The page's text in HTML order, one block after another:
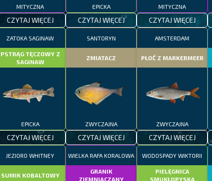
MITYCZNA
CZYTAJ WIĘCEJ
EPICKA
CZYTAJ WIĘCEJ
MITYCZNA
CZYTAJ WIĘCEJ
ZATOKA SAGINAW
PSTRĄG TĘCZOWY Z
SAGINAW
EPICKA
CZYTAJ WIĘCEJ
SANTORYN
ZMIATACZ
ZWYCZAJNA
CZYTAJ WIĘCEJ
AMSTERDAM
PŁOĆ Z MARKERMEER
ZWYCZAJNA
CZYTAJ WIĘCEJ
JEZIORO WHITNEY
SUMIK KOBALTOWY
WIELKA RAFA KORALOWA
GRANIK
ZIEMNIACZANY
WODOSPADY WIKTORII
PIELĘGNICA
SMUKŁOPYSKA